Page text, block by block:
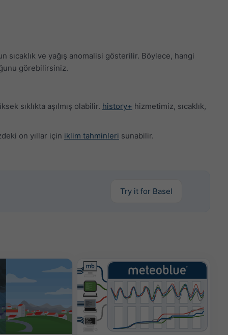
ve yağış anomalisi gösterilir. Böylece, hangi
görebilirsiniz.
sıklıkta aşılmış olabilir. history+ hizmetimiz, sıcaklık,
on yıllar için iklim tahminleri sunabilir.
Try it for Basel